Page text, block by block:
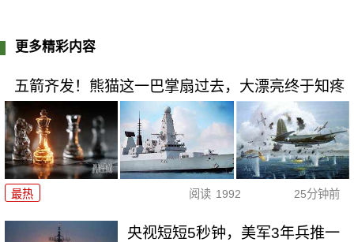
更多精彩内容
五箭齐发！熊猫这一巴掌扇过去，大漂亮终于知疼
最热 阅读 1992 25分钟前
央视短短5秒钟，美军3年兵推一